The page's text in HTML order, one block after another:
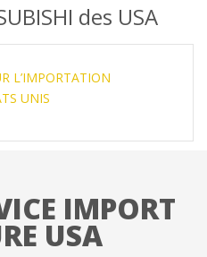
des USA
L’IMPORTATION
UNIS
IMPORT
USA